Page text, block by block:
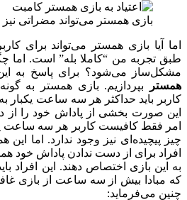
بازی همستر می‌تواند مضراتی نیز
اما آیا بازی همستر می‌تواند برای
طبق تجربه من “کاملا بله” است. اما
مشکل‌ساز می‌شود؟ برای پاسخ به
همستر
بپردازیم. بازی همستر به
کاربر باید حداکثر هر سه ساعت یکبار
این صورت بخشی از پاداش خود را
امر فقط کافیست کاربر هر سه ساعت
چیز پیچیده‌ای نیز وجود ندارد. اما
افراد برای از دست ندادن پاداش خود
به این بازی اختصاص دهند. این افراد
که مبادا بیش از سه ساعت از بازی
چنین می‌فرماید: